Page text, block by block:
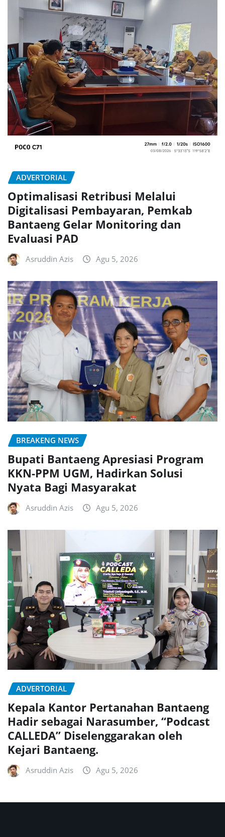
ADVERTORIAL
Optimalisasi Retribusi Melalui
Digitalisasi Pembayaran, Pemkab
Bantaeng Gelar Monitoring dan
Evaluasi PAD
Asruddin Azis Agu 5, 2026
BREAKENG NEWS
Bupati Bantaeng Apresiasi Program
KKN-PPM UGM, Hadirkan Solusi
Nyata Bagi Masyarakat
Asruddin Azis Agu 5, 2026
ADVERTORIAL
Kepala Kantor Pertanahan Bantaeng
Hadir sebagai Narasumber, “Podcast
CALLEDA” Diselenggarakan oleh
Kejari Bantaeng.
Asruddin Azis Agu 5, 2026